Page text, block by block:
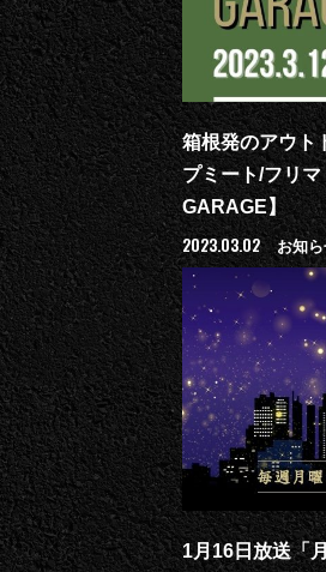
箱根発のアウト
プミート/フリ
GARAGE】
2023.03.02 お知
1月16日放送「